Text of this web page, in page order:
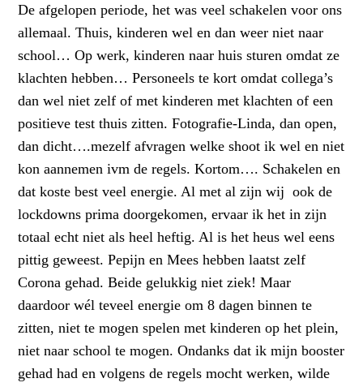
De afgelopen periode, het was veel schakelen voor ons
allemaal. Thuis, kinderen wel en dan weer niet naar
school… Op werk, kinderen naar huis sturen omdat ze
klachten hebben… Personeels te kort omdat collega’s
dan wel niet zelf of met kinderen met klachten of een
positieve test thuis zitten. Fotografie-Linda, dan open,
dan dicht….mezelf afvragen welke shoot ik wel en niet
kon aannemen ivm de regels. Kortom…. Schakelen en
dat koste best veel energie. Al met al zijn wij ook de
lockdowns prima doorgekomen, ervaar ik het in zijn
totaal echt niet als heel heftig. Al is het heus wel eens
pittig geweest. Pepijn en Mees hebben laatst zelf
Corona gehad. Beide gelukkig niet ziek! Maar
daardoor wél teveel energie om 8 dagen binnen te
zitten, niet te mogen spelen met kinderen op het plein,
niet naar school te mogen. Ondanks dat ik mijn booster
gehad had en volgens de regels mocht werken, wilde